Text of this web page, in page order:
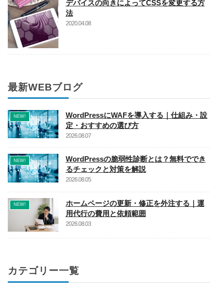
デバイスの向きによってCSSを変更する方
法
2020.04.08
最新WEBブログ
NEW!
WordPressにWAFを導入する｜仕組み・設
定・おすすめの選び方
2026.08.07
NEW!
WordPressの脆弱性診断とは？無料ででき
るチェックと対策を解説
2026.08.05
NEW!
ホームページの更新・修正を外注する｜運
用代行の費用と依頼範囲
2026.08.03
カテゴリー一覧